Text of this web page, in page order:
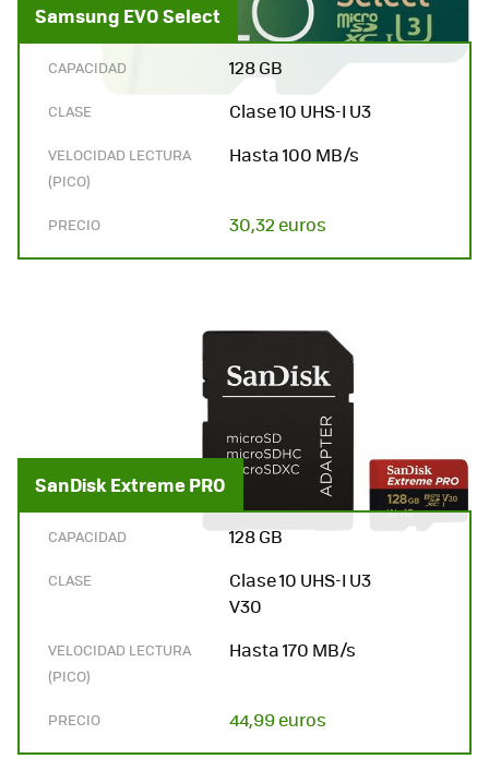
Samsung EVO Select
CAPACIDAD 128 GB
CLASE Clase 10 UHS-I U3
VELOCIDAD LECTURA
(PICO)
Hasta 100 MB/s
PRECIO 30,32 euros
SanDisk Extreme PRO
CAPACIDAD 128 GB
CLASE
Clase 10 UHS-I U3
V30
VELOCIDAD LECTURA
(PICO)
Hasta 170 MB/s
PRECIO 44,99 euros